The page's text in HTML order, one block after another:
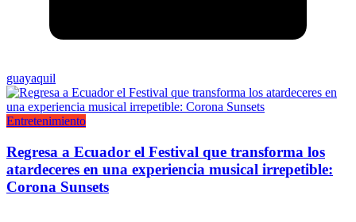
guayaquil
Entretenimiento
Regresa a Ecuador el Festival que transforma los
atardeceres en una experiencia musical irrepetible:
Corona Sunsets